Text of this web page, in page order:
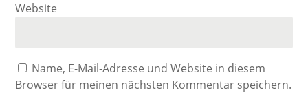
Website
Name, E-Mail-Adresse und Website in diesem
Browser für meinen nächsten Kommentar speichern.